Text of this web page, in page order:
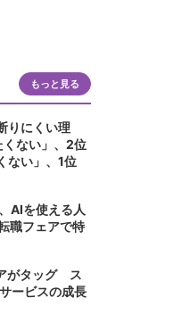
もっと見る
りにくい理
ない」、2位
ない」、1位
AIを使える人
職フェアで特
がタッグ ス
ービスの成長